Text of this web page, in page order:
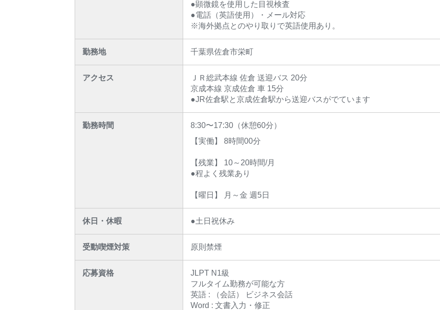
●顕微鏡を使用した目視検査
●電話（英語使用）・メール対応
※海外拠点とのやり取りで英語使用あり。
勤務地 千葉県佐倉市栄町
アクセス
ＪＲ総武本線 佐倉 送迎バス 20分
京成本線 京成佐倉 車 15分
●JR佐倉駅と京成佐倉駅から送迎バスがでています
勤務時間
8:30〜17:30（休憩60分）
【実働】 8時間00分
【残業】 10～20時間/月
●程よく残業あり
【曜日】 月～金 週5日
休日・休暇 ●土日祝休み
受動喫煙対策 原則禁煙
応募資格
JLPT N1級
フルタイム勤務が可能な方
英語 : （会話） ビジネス会話
Word : 文書入力・修正